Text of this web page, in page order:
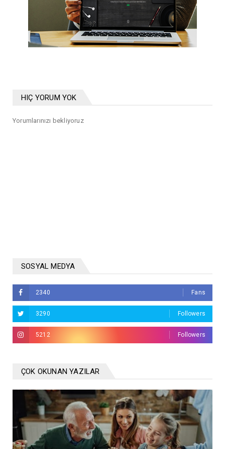
HIÇ YORUM YOK
Yorumlarınızı bekliyoruz
SOSYAL MEDYA
2340 Fans
3290 Followers
5212 Followers
ÇOK OKUNAN YAZILAR